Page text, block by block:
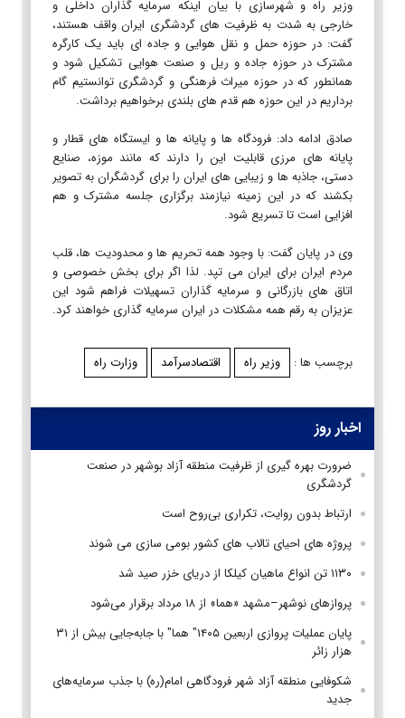
وزیر راه و شهرسازی با بیان اینکه سرمایه گذاران داخلی و
خارجی به شدت به ظرفیت های گردشگری ایران واقف هستند،
گفت: در حوزه حمل و نقل هوایی و جاده ای باید یک کارگره
مشترک در حوزه جاده و ریل و صنعت هوایی تشکیل شود و
همانطور که در حوزه میراث فرهنگی و گردشگری توانستیم گام
برداریم در این حوزه هم قدم های بلندی برخواهیم برداشت.
صادق ادامه داد: فرودگاه ها و پایانه ها و ایستگاه های قطار و
پایانه های مرزی قابلیت این را دارند که مانند موزه، صنایع
دستی، جاذبه ها و زیبایی های ایران را برای گردشگران به تصویر
بکشند که در این زمینه نیازمند برگزاری جلسه مشترک و هم
افزایی است تا تسریع شود.
وی در پایان گفت: با وجود همه تحریم ها و محدودیت ها، قلب
مردم ایران برای ایران می تپد. لذا اگر برای بخش خصوصی و
اتاق های بازرگانی و سرمایه گذاران تسهیلات فراهم شود این
عزیزان به رقم همه مشکلات در ایران سرمایه گذاری خواهند کرد.
برچسب ها : وزیر راه اقتصادسرآمد وزارت راه
اخبار روز
ضرورت بهره گیری از ظرفیت منطقه آزاد بوشهر در صنعت
گردشگری
ارتباط بدون روایت، تکراری بی‌روح است
پروژه های احیای تالاب های کشور بومی سازی می شوند
۱۱۳۰ تن انواع ماهیان کیلکا از دریای خزر صید شد
پروازهای نوشهر–مشهد «هما» از ۱۸ مرداد برقرار می‌شود
پایان عملیات پروازی اربعین ۱۴۰۵" هما" با جابه‌جایی بیش از ۳۱
هزار زائر
شکوفایی منطقه آزاد شهر فرودگاهی امام(ره) با جذب سرمایه‌های
جدید